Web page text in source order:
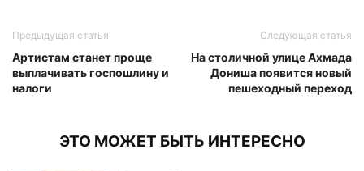
Предыдущая статья
Артистам станет проще
выплачивать госпошлину и
налоги
Следующая статья
На столичной улице Ахмада
Дониша появится новый
пешеходный переход
ЭТО МОЖЕТ БЫТЬ ИНТЕРЕСНО